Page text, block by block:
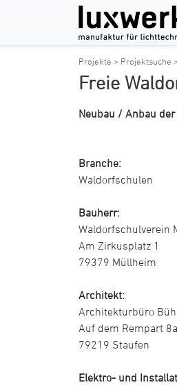
Projekte > Projektsuche >
Freie
Neubau / Anbau
Branche:
Waldorfschulen
Bauherr:
Waldorfschulverein
Am Zirkusplatz 1
79379 Müllheim
Architekt:
Architekturbüro
Auf dem Rempart 8a
79219 Staufen
Elektro- und